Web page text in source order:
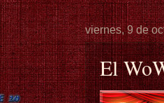
viernes, 9 de
El